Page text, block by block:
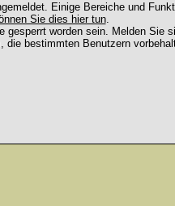
Einige Bereiche und
Sie dies hier tun.
gesperrt worden sein. Melden
die bestimmten Benutzern